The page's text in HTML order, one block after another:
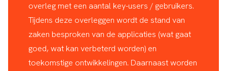
overleg met een aantal key-users / gebruikers.
Tijdens deze overleggen wordt de stand van
zaken besproken van de applicaties (wat gaat
goed, wat kan verbeterd worden) en
toekomstige ontwikkelingen. Daarnaast worden